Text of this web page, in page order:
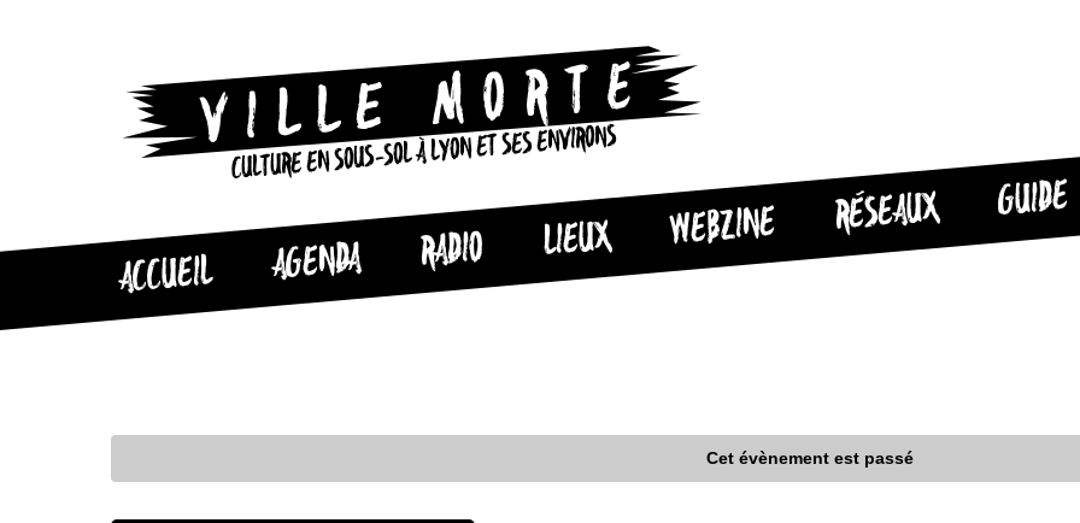
CULTURE EN SOUS-SOL À LYON ET SES ENVIRONS
ACCUEIL AGENDA RADIO LIEUX WEBZINE RÉSEAUX GUIDE
Cet évènement est passé